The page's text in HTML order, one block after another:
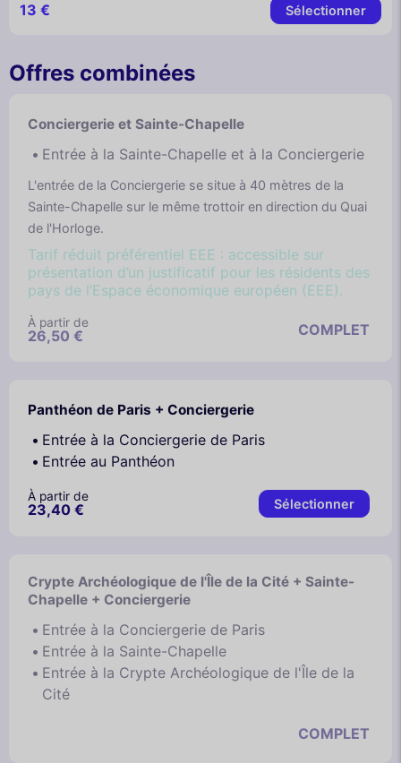
13 € Sélectionner
Offres combinées
Conciergerie et Sainte-Chapelle
Entrée à la Sainte-Chapelle et à la Conciergerie
L'entrée de la Conciergerie se situe à 40 mètres de la
Sainte-Chapelle sur le même trottoir en direction du Quai
de l'Horloge.
Tarif réduit préférentiel EEE : accessible sur
présentation d’un justificatif pour les résidents des
pays de l’Espace économique européen (EEE).
À partir de
26,50 € COMPLET
Panthéon de Paris + Conciergerie
Entrée à la Conciergerie de Paris
Entrée au Panthéon
À partir de
23,40 € Sélectionner
Crypte Archéologique de l'Île de la Cité + Sainte-
Chapelle + Conciergerie
Entrée à la Conciergerie de Paris
Entrée à la Sainte-Chapelle
Entrée à la Crypte Archéologique de l'Île de la
Cité
COMPLET